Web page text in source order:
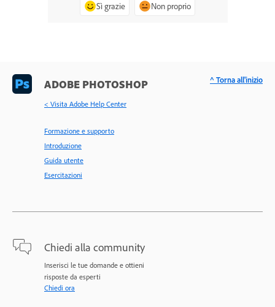
Sì grazie Non proprio
ADOBE PHOTOSHOP
< Visita Adobe Help Center
Formazione e supporto
Introduzione
Guida utente
Esercitazioni
Chiedi alla community
Inserisci le tue domande e ottieni
risposte da esperti
Chiedi ora
^ Torna all'inizio